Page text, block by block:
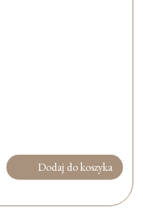
Dodaj do koszyka